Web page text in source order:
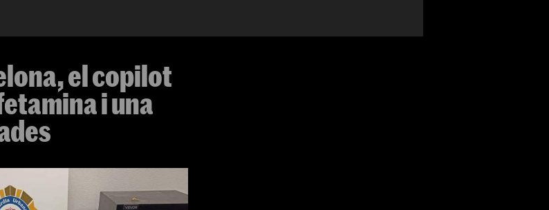
el copilot
i una